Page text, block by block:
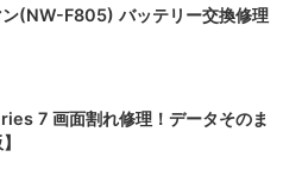
(NW-F805) バッテリー交換修理
7 画面割れ修理！データそのま